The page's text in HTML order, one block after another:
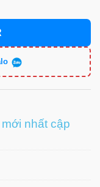
nhất cập